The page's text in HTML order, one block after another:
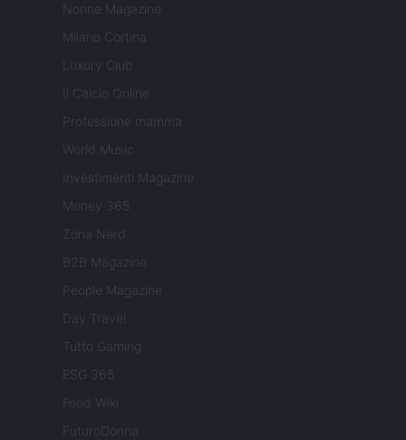
Nonne Magazine
Milano Cortina
Luxury Club
Il Calcio Online
Professione mamma
World Music
Investimenti Magazine
Money 365
Zona Nerd
B2B Magazine
People Magazine
Day Travel
Tutto Gaming
ESG 365
Food Wiki
FuturoDonna